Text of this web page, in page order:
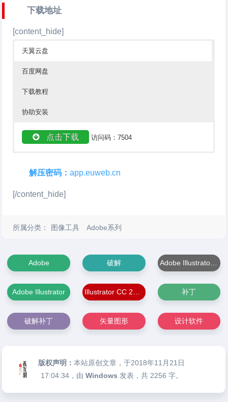
下载地址
[content_hide]
天翼云盘
百度网盘
下载教程
协助安装
点击下载 访问码：7504
解压密码：app.euweb.cn
[/content_hide]
所属分类： 图像工具 Adobe系列
Adobe 破解 Adobe Illustrator CC 2019
Adobe Illustrator Illustrator CC 2019 补丁
破解补丁 矢量图形 设计软件
版权声明：本站原创文章，于2018年11月21日
17:04:34 ，由Windows 发表，共 2256 字。